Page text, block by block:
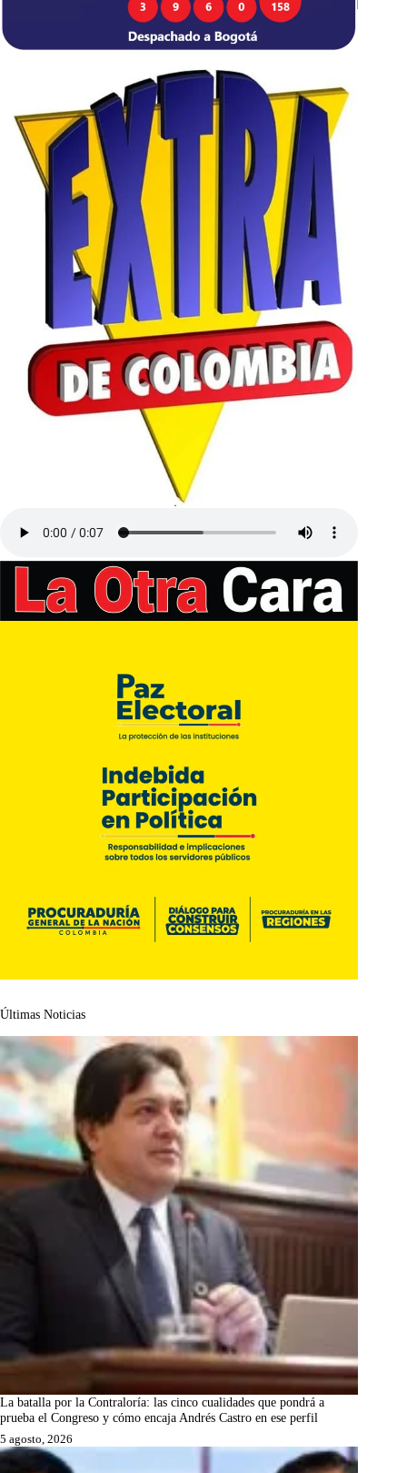
Últimas Noticias
La batalla por la Contraloría: las cinco cualidades que pondrá a
prueba el Congreso y cómo encaja Andrés Castro en ese perfil
5 agosto, 2026